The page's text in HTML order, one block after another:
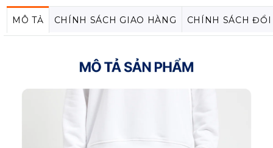
MÔ TẢ CHÍNH SÁCH GIAO HÀNG CHÍNH SÁCH